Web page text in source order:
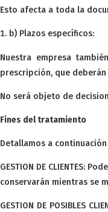
Esto afecta a toda la
b) Plazos específicos:
Nuestra empresa
prescripción, que
No será objeto de
Fines del tratamiento
Detallamos a
GESTION DE
conservarán mientras se
GESTION DE POSIBLES